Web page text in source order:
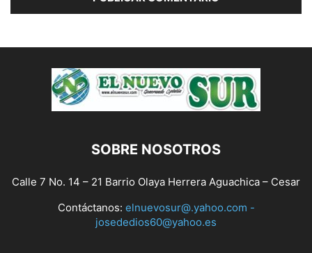
SOBRE NOSOTROS
Calle 7 No. 14 – 21 Barrio Olaya Herrera Aguachica – Cesar
Contáctanos: elnuevosur@.yahoo.com -
josededios60@yahoo.es